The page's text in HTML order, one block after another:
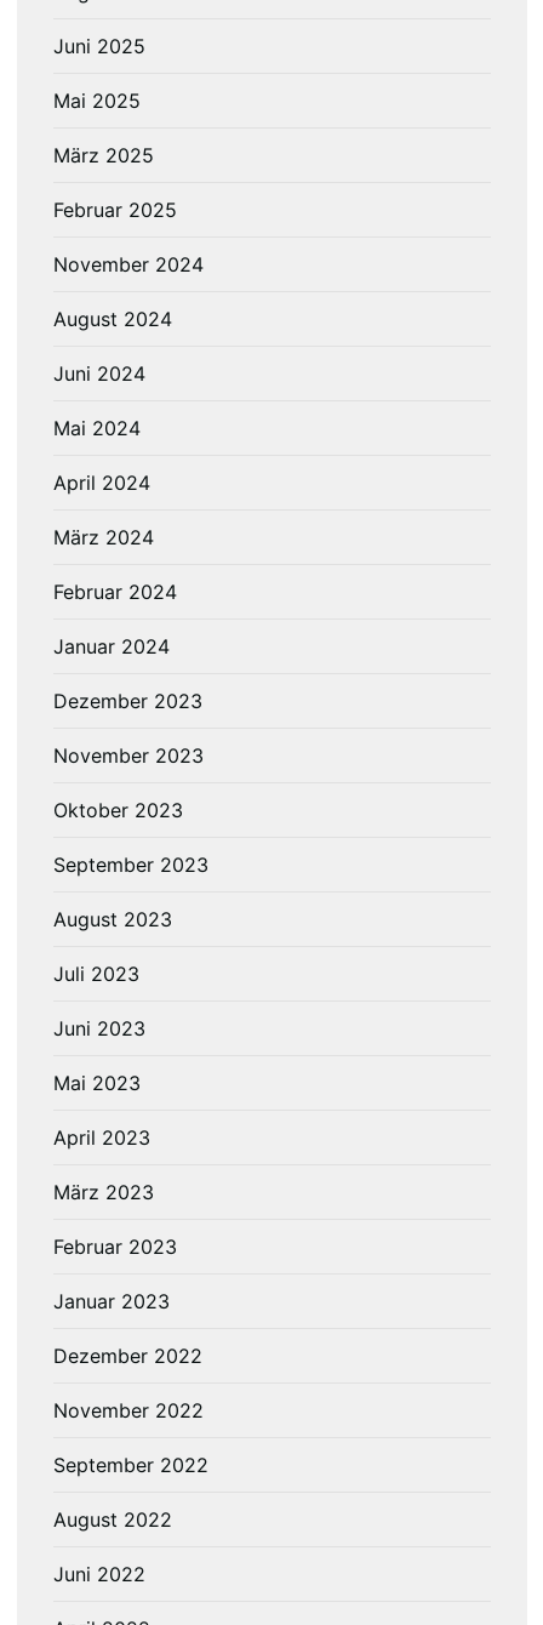
Juni 2025
Mai 2025
März 2025
Februar 2025
November 2024
August 2024
Juni 2024
Mai 2024
April 2024
März 2024
Februar 2024
Januar 2024
Dezember 2023
November 2023
Oktober 2023
September 2023
August 2023
Juli 2023
Juni 2023
Mai 2023
April 2023
März 2023
Februar 2023
Januar 2023
Dezember 2022
November 2022
September 2022
August 2022
Juni 2022